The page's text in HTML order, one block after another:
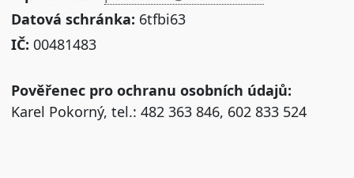
Datová schránka: 6tfbi63
IČ: 00481483
Pověřenec pro ochranu osobních údajů:
Karel Pokorný, tel.: 482 363 846, 602 833 524